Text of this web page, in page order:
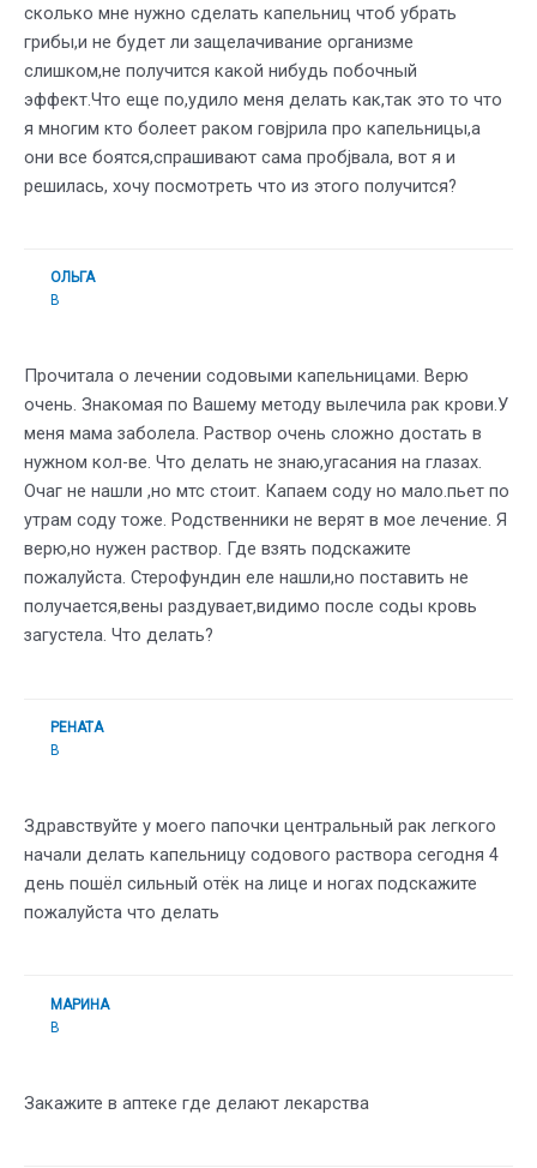
сколько мне нужно сделать капельниц чтоб убрать
грибы,и не будет ли защелачивание организме
слишком,не получится какой нибудь побочный
эффект.Что еще по,удило меня делать как,так это то что
я многим кто болеет раком говjрила про капельницы,а
они все боятся,спрашивают сама пробjвала, вот я и
решилась, хочу посмотреть что из этого получится?
ОЛЬГА
В
Прочитала о лечении содовыми капельницами. Верю
очень. Знакомая по Вашему методу вылечила рак крови.У
меня мама заболела. Раствор очень сложно достать в
нужном кол-ве. Что делать не знаю,угасания на глазах.
Очаг не нашли ,но мтс стоит. Капаем соду но мало.пьет по
утрам соду тоже. Родственники не верят в мое лечение. Я
верю,но нужен раствор. Где взять подскажите
пожалуйста. Стерофундин еле нашли,но поставить не
получается,вены раздувает,видимо после соды кровь
загустела. Что делать?
РЕНАТА
В
Здравствуйте у моего папочки центральный рак легкого
начали делать капельницу содового раствора сегодня 4
день пошёл сильный отёк на лице и ногах подскажите
пожалуйста что делать
МАРИНА
В
Закажите в аптеке где делают лекарства